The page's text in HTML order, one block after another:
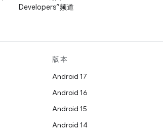
Developers”频道
版本
Android 17
Android 16
Android 15
Android 14